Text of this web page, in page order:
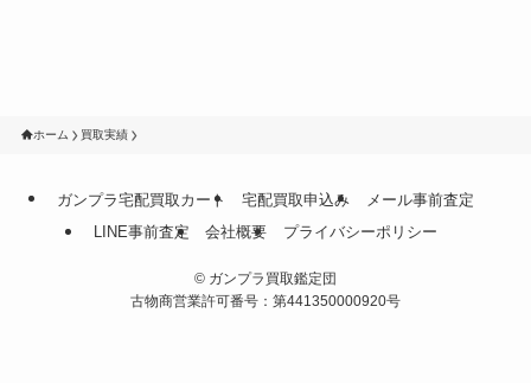
ホーム 買取実績
ガンプラ宅配買取カート 宅配買取申込み
メール事前査定
LINE事前査定
会社概要 プライバシーポリシー
© ガンプラ買取鑑定団
古物商営業許可番号：第441350000920号